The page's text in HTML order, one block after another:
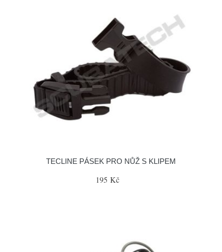
TECLINE PÁSEK PRO NŮŽ S KLIPEM
195 Kč